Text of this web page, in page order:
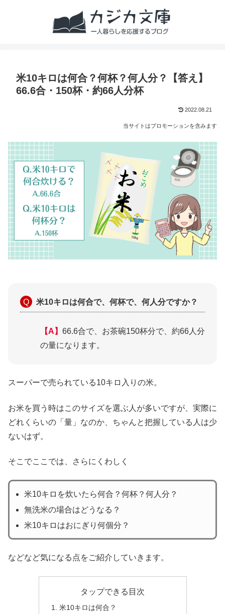
米10キロは何合？何杯？何人分？【答え】
66.6合・150杯・約66人分杯
2022.08.21
当サイトはプロモーションを含みます
米10キロは何合で、何杯で、何人分ですか？
【A】 66.6合で、お茶碗150杯分で、約66人分
の量になります。
スーパーで売られている10キロ入りの米。
お米を買う時はこのサイズを選ぶ人が多いですが、実際に
どれくらいの「量」なのか、ちゃんと把握している人は少
ないはず。
そこでここでは、さらにくわしく
米10キロを炊いたら何合？何杯？何人分？
無洗米の場合はどうなる？
米10キロはおにぎり何個分？
などなど気になる点をご紹介していきます。
タップできる目次
米10キロは何合？